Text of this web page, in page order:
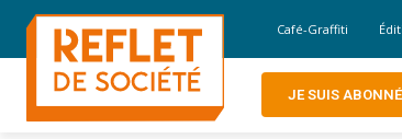
Café-Graffiti
JE SUIS